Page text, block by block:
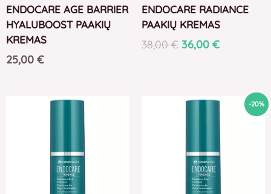
ENDOCARE AGE BARRIER
HYALUBOOST PAAKIŲ
KREMAS
25,00 €
ENDOCARE RADIANCE
PAAKIŲ KREMAS
38,00€ 36,00 €
-20%
OriginalCurrent
4,00 €.